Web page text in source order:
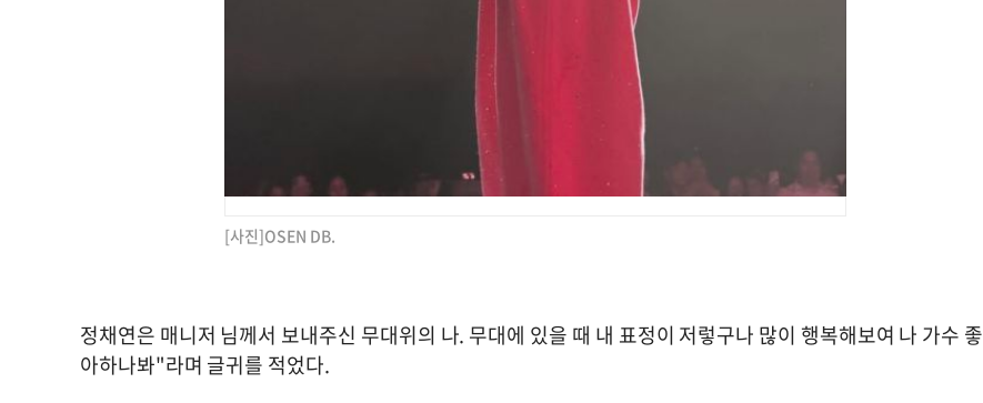
[사진]OSEN DB.
정채연은 매니저 님께서 보내주신 무대위의 나. 무대에 있을 때 내 표정이 저렇구나 많이 행복해보여 나 가수 좋
아하나봐"라며 글귀를 적었다.